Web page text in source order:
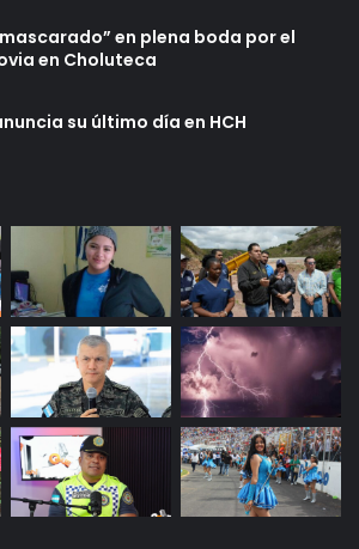
en plena boda por el
en Choluteca
su último día en HCH